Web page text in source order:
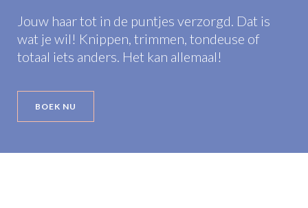
Jouw haar tot in de puntjes verzorgd. Dat is
wat je wil! Knippen, trimmen, tondeuse of
totaal iets anders. Het kan allemaal!
BOEK NU